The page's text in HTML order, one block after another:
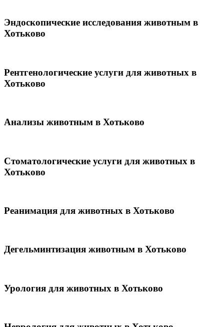
Эндоскопические исследования животным в
Хотьково
Рентгенологические услуги для животных в
Хотьково
Анализы животным в Хотьково
Стоматологические услуги для животных в
Хотьково
Реанимация для животных в Хотьково
Дегельминтизация животным в Хотьково
Урология для животных в Хотьково